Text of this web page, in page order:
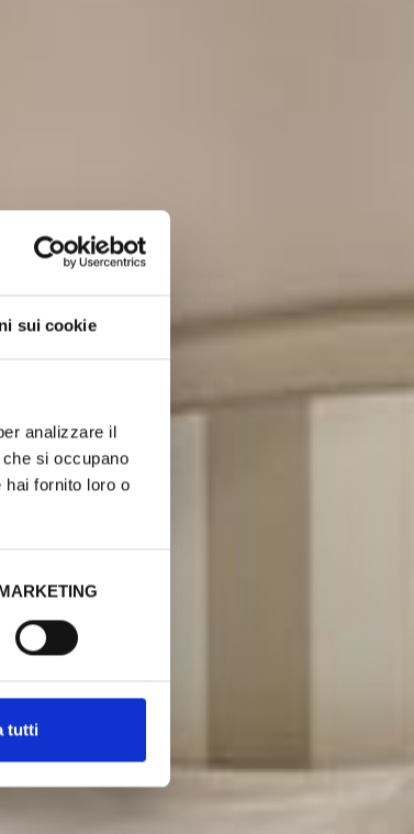
sui cookie
analizzare il
si occupano
hai fornito loro o
tutti